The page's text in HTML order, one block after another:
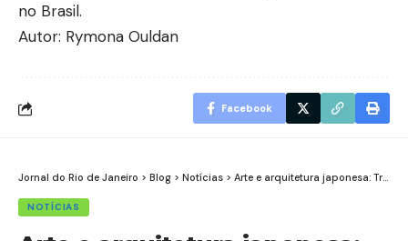
no Brasil.
Autor: Rymona Ouldan
Facebook
Jornal do Rio de Janeiro > Blog > Notícias > Arte e arquitetura japonesa: Tradição e design moderno
NOTÍCIAS